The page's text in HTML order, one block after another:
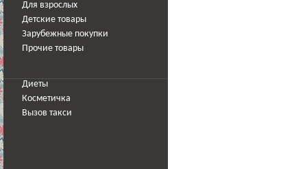
Для взрослых
Детские товары
Зарубежные покупки
Прочие товары
Диеты
Косметичка
Вызов такси